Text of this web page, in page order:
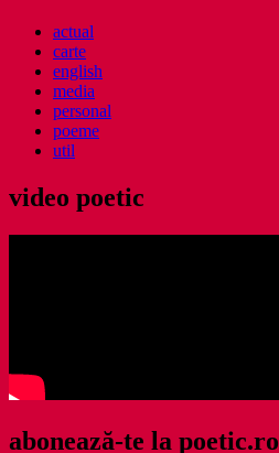
actual
carte
english
media
personal
poeme
util
video poetic
abonează-te la poetic.ro